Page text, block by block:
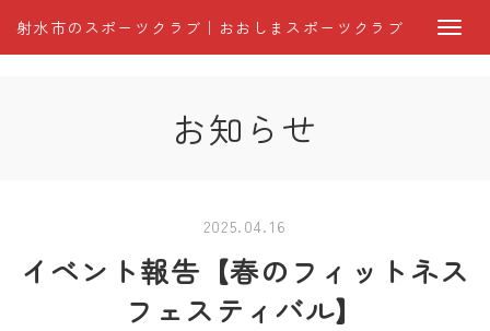
射水市のスポーツクラブ｜おおしまスポーツクラブ
お知らせ
2025.04.16
イベント報告【春のフィットネス
フェスティバル】